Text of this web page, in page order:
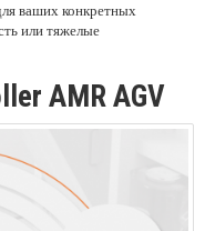
ваших конкретных
или тяжелые
AMR AGV